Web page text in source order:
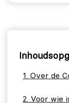
Over de
Voor wie